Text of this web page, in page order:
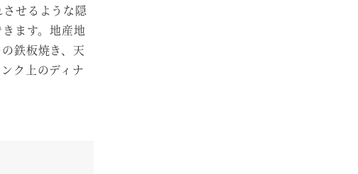
せるような隠
ます。地産地
鉄板焼き、天
ク上のディナ